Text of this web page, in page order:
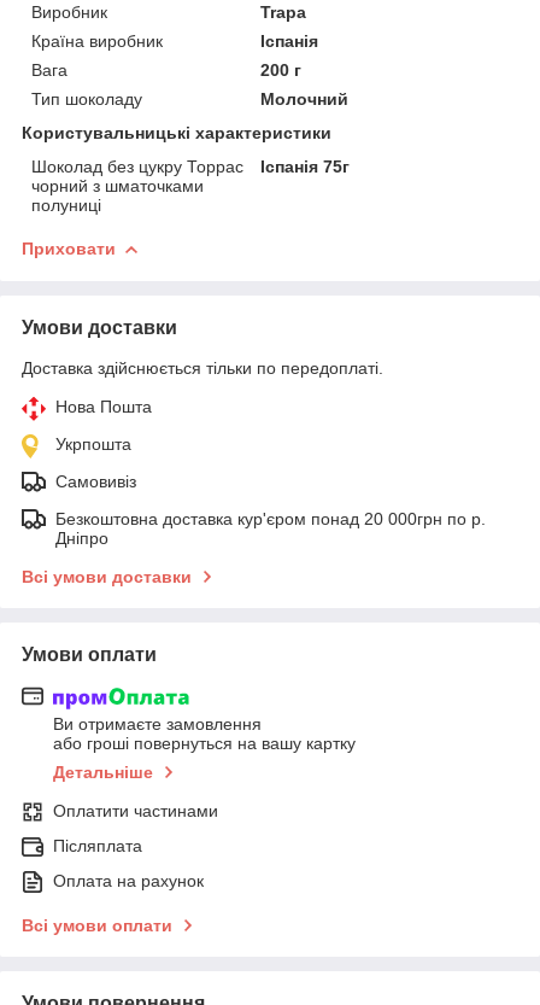
Виробник
Trapa
Країна виробник
Іспанія
Вага
200 г
Тип шоколаду
Молочний
Користувальницькі характеристики
Шоколад без цукру Торрас
чорний з шматочками
полуниці
Іспанія 75г
Приховати
Умови доставки
Доставка здійснюється тільки по передоплаті.
Нова Пошта
Укрпошта
Самовивіз
Безкоштовна доставка кур'єром понад 20 000грн по р.
Дніпро
Всі умови доставки
Умови оплати
Ви отримаєте замовлення
або гроші повернуться на вашу картку
Детальніше
Оплатити частинами
Післяплата
Оплата на рахунок
Всі умови оплати